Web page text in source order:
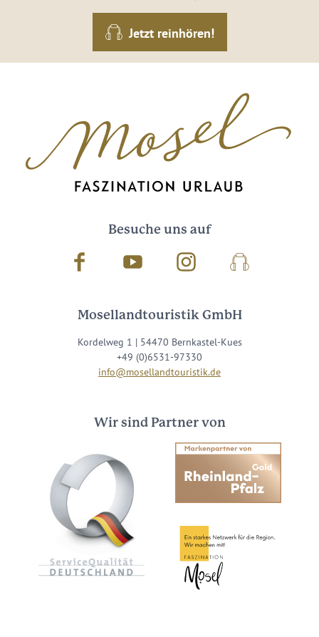
Jetzt reinhören!
Besuche uns auf
Facebook Youtube InstagramPodcast
Mosellandtouristik GmbH
Kordelweg 1 | 54470 Bernkastel-Kues
+49 (0)6531-97330
info@mosellandtouristik.de
Wir sind Partner von